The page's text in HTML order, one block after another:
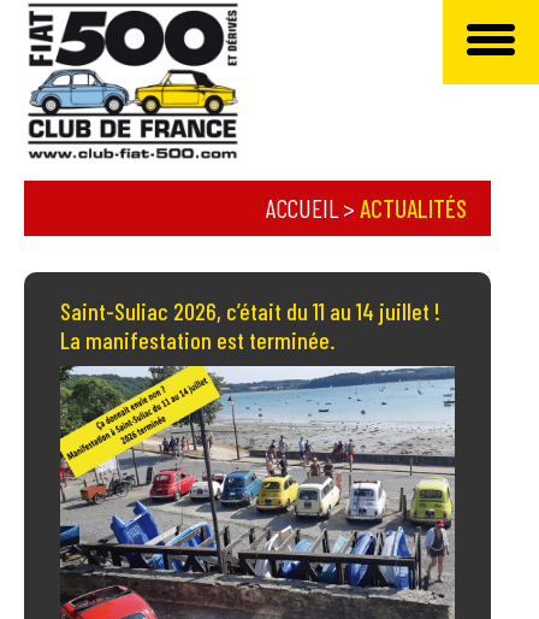
ACCUEIL > ACTUALITÉS
Saint-Suliac 2026, c’était du 11 au 14 juillet !
La manifestation est terminée.